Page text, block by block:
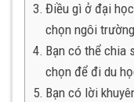
Điều gì ở đại
chọn ngôi
Bạn có thể chia
chọn để đi du
Bạn có lời